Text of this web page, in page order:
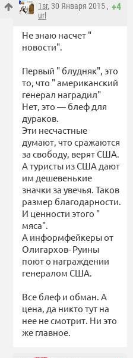
+4
1sr, 30 Января 2015 ,
url
Не знаю насчет "
новости".
Первый " блудняк", это
то, что " американский
генерал наградил"
Нет, это — блеф для
дураков.
Эти несчастные
думают, что сражаются
за свободу, верят США.
А туристы из США дают
им дешевенькие
значки за увечья. Таков
размер благодарности.
И ценности этого "
мяса".
А информфейкеры от
Олигархов- Руины
поют о награждении
генералом США.
Все блеф и обман. А
цена, да никто тут на
нее не смотрит. Ни это
же главное.